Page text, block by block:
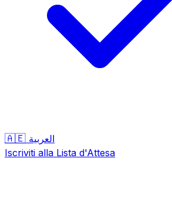
🇦🇪 العربية
Iscriviti alla Lista d'Attesa